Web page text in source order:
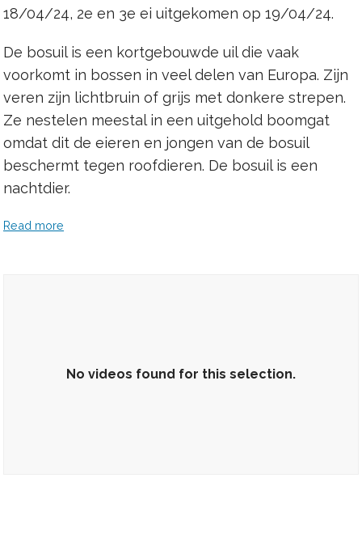
18/04/24, 2e en 3e ei uitgekomen op 19/04/24.
De bosuil is een kortgebouwde uil die vaak
voorkomt in bossen in veel delen van Europa. Zijn
veren zijn lichtbruin of grijs met donkere strepen.
Ze nestelen meestal in een uitgehold boomgat
omdat dit de eieren en jongen van de bosuil
beschermt tegen roofdieren. De bosuil is een
nachtdier.
Read more
No videos found for this selection.